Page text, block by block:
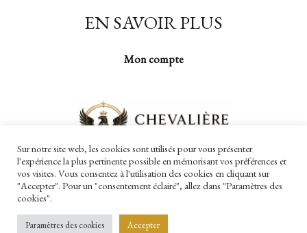
EN SAVOIR PLUS
Mon compte
Copyright © 2026 Chevalière Impériale
Sur notre site web, les cookies sont utilisés pour vous présenter
l'expérience la plus pertinente possible en mémorisant vos préférences et
vos visites. Vous consentez à l'utilisation des cookies en cliquant sur
"Accepter". Pour un "consentement éclairé", allez dans "Paramètres des
cookies".
Paramètres des cookies Accepter